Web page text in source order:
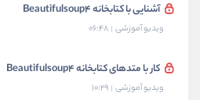
آشنایی با کتابخانه Beautifulsoup4
ویدیو آموزشی 06:48
کار با متدهای کتابخانه Beautifulsoup4
ویدیو آموزشی 10:29